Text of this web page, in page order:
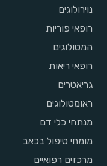
נוירולוגים
רופאי פוריות
המטולוגים
רופאי ריאות
גריאטרים
ראומטולוגים
מנתחי כלי דם
מומחי טיפול בכאב
מרכזים רפואיים